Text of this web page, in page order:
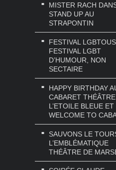
MISTER RACH
STAND UP AU
STRAPONTIN
FESTIVAL
FESTIVAL LGBT
D’HUMOUR, NON
SECTAIRE
HAPPY BIRTHDAY
CABARET THÉÂTRE
L’ETOILE BLEUE ET
WELCOME TO
SAUVONS LE
L’EMBLÉMATIQUE
THÉÂTRE DE